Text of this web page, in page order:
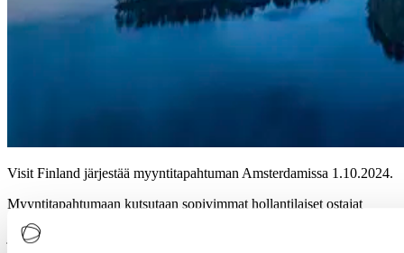
Visit Finland järjestää myyntitapahtuman Amsterdamissa 1.10.2024.
Myyntitapahtumaan kutsutaan sopivimmat hollantilaiset ostajat
tutustumaan tarjontaamme. Ostajat ovat vapaa-ajan matkanjärjestäjiä
ja matkatoimistoja. Tapahtumaan sopii 25 suomalaista myyjää.